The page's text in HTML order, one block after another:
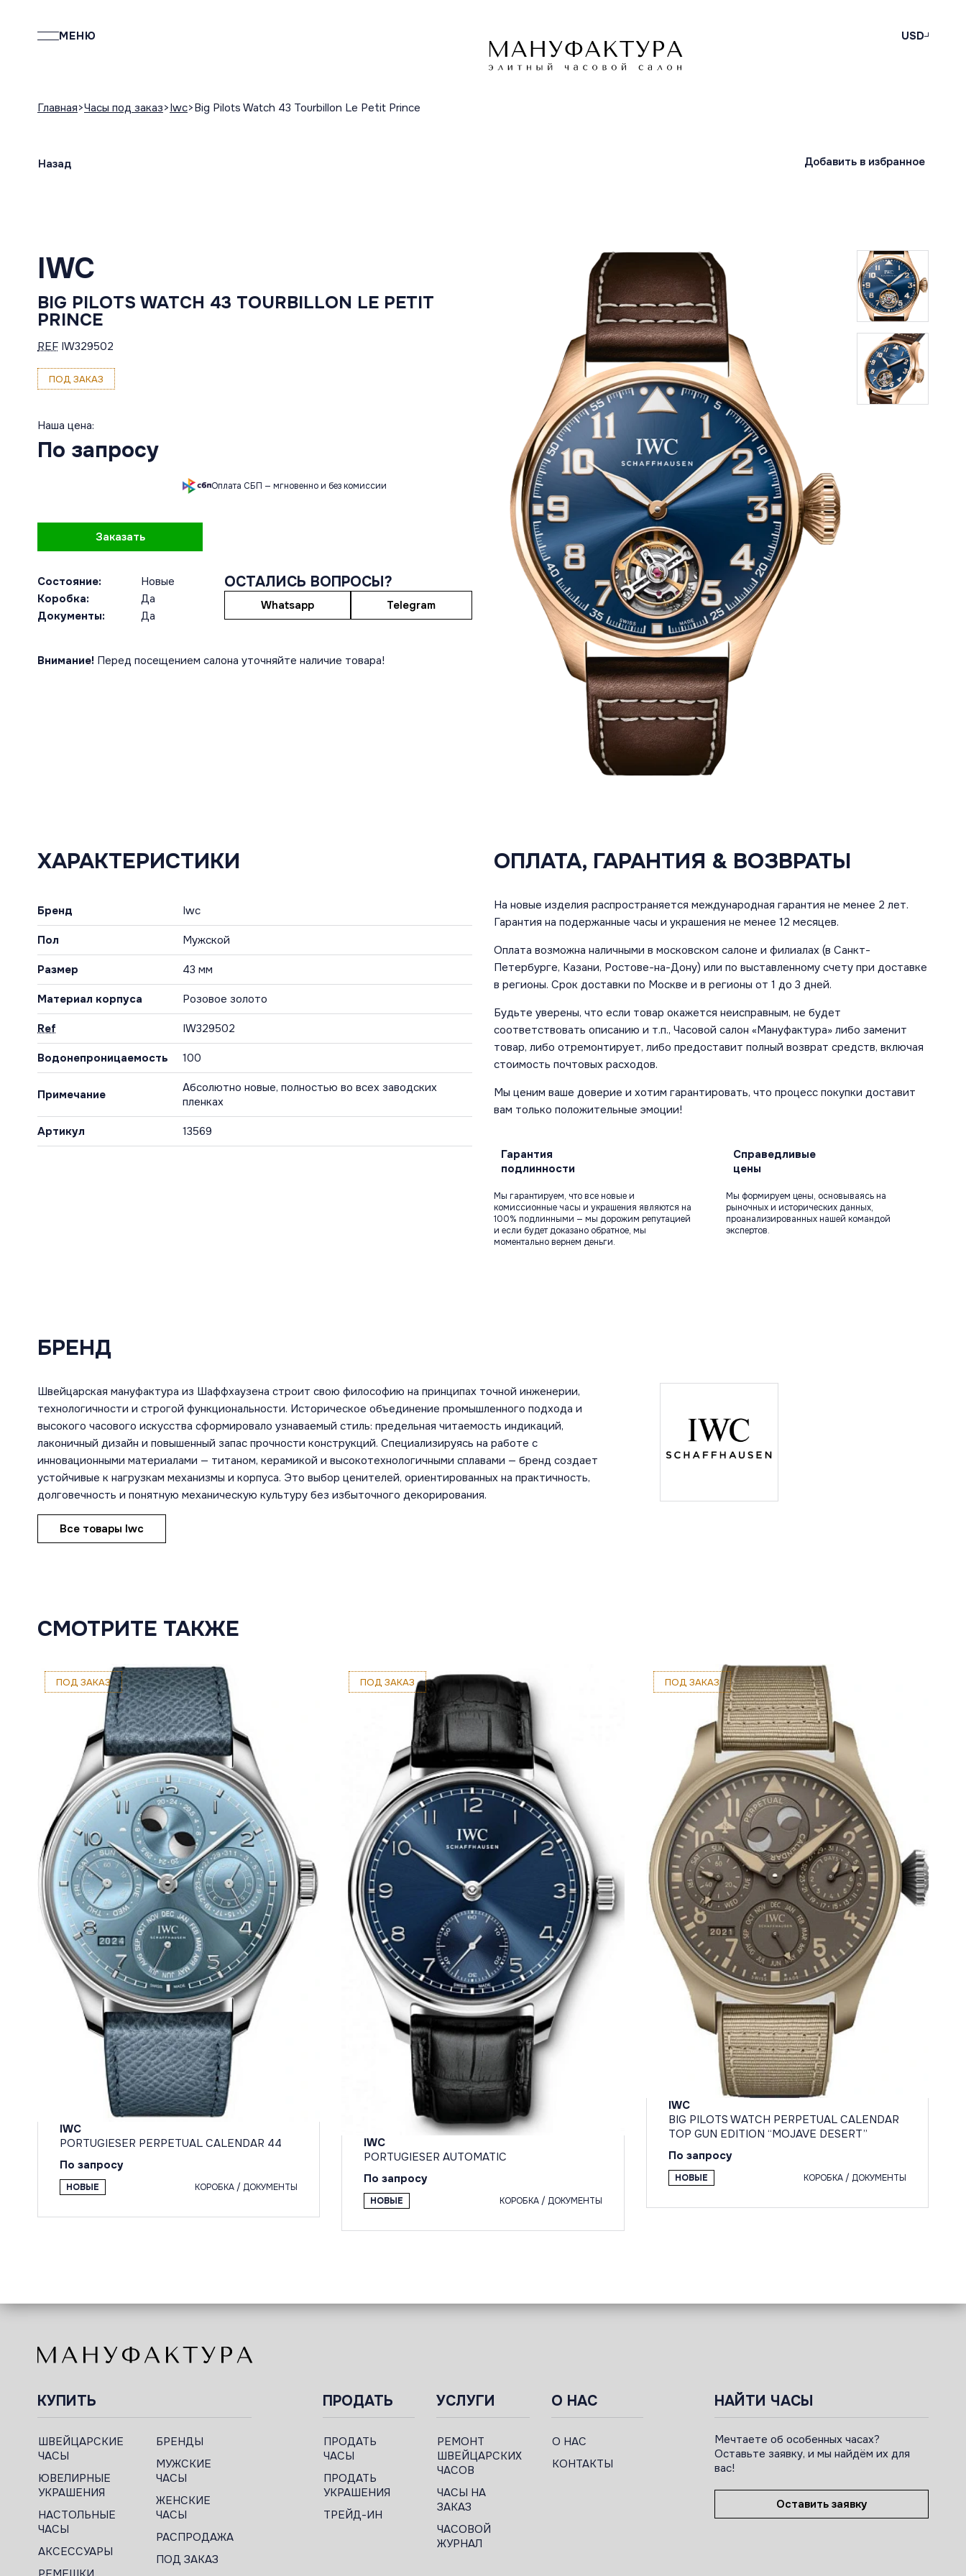
МЕНЮ USD
Главная Часы под заказ Iwc Big Pilots Watch 43 Tourbillon Le Petit Prince
Назад Добавить в избранное
IWC
BIG PILOTS WATCH 43 TOURBILLON LE PETIT
PRINCE
REF IW329502
ПОД ЗАКАЗ
Наша цена:
По запросу
Оплата СБП — мгновенно и без комиссии
Заказать
Состояние:
Новые
Коробка:
Да
Документы:
Да
ОСТАЛИСЬ ВОПРОСЫ?
Whatsapp Telegram
Внимание! Перед посещением салона уточняйте наличие товара!
ХАРАКТЕРИСТИКИ
Бренд Iwc
Пол Мужской
Размер 43 мм
Материал корпуса Розовое золото
Ref IW329502
Водонепроницаемость 100
Примечание
Абсолютно новые, полностью во всех заводских
пленках
Артикул 13569
ОПЛАТА, ГАРАНТИЯ & ВОЗВРАТЫ
На новые изделия распространяется международная гарантия не менее 2 лет.
Гарантия на подержанные часы и украшения не менее 12 месяцев.
Оплата возможна наличными в московском салоне и филиалах (в Санкт-
Петербурге, Казани, Ростове-на-Дону) или по выставленному счету при доставке
в регионы. Срок доставки по Москве и в регионы от 1 до 3 дней.
Будьте уверены, что если товар окажется неисправным, не будет
соответствовать описанию и т.п., Часовой салон «Мануфактура» либо заменит
товар, либо отремонтирует, либо предоставит полный возврат средств, включая
стоимость почтовых расходов.
Мы ценим ваше доверие и хотим гарантировать, что процесс покупки доставит
вам только положительные эмоции!
Гарантия
подлинности
Мы гарантируем, что все новые и
комиссионные часы и украшения являются на
100% подлинными — мы дорожим репутацией
и если будет доказано обратное, мы
моментально вернем деньги.
Справедливые
цены
Мы формируем цены, основываясь на
рыночных и исторических данных,
проанализированных нашей командой
экспертов.
БРЕНД
Швейцарская мануфактура из Шаффхаузена строит свою философию на принципах точной инженерии,
технологичности и строгой функциональности. Историческое объединение промышленного подхода и
высокого часового искусства сформировало узнаваемый стиль: предельная читаемость индикаций,
лаконичный дизайн и повышенный запас прочности конструкций. Специализируясь на работе с
инновационными материалами — титаном, керамикой и высокотехнологичными сплавами — бренд создает
устойчивые к нагрузкам механизмы и корпуса. Это выбор ценителей, ориентированных на практичность,
долговечность и понятную механическую культуру без избыточного декорирования.
Все товары Iwc
СМОТРИТЕ ТАКЖЕ
ПОД ЗАКАЗ
IWC
PORTUGIESER PERPETUAL CALENDAR 44
По запросу
НОВЫЕ КОРОБКА / ДОКУМЕНТЫ
ПОД ЗАКАЗ
IWC
PORTUGIESER AUTOMATIC
По запросу
НОВЫЕ КОРОБКА / ДОКУМЕНТЫ
ПОД ЗАКАЗ
IWC
BIG PILOTS WATCH PERPETUAL CALENDAR
TOP GUN EDITION “MOJAVE DESERT”
По запросу
НОВЫЕ КОРОБКА / ДОКУМЕНТЫ
КУПИТЬ
ШВЕЙЦАРСКИЕ
ЧАСЫ
ЮВЕЛИРНЫЕ
УКРАШЕНИЯ
НАСТОЛЬНЫЕ
ЧАСЫ
АКСЕССУАРЫ
БРЕНДЫ
МУЖСКИЕ
ЧАСЫ
ЖЕНСКИЕ
ЧАСЫ
РАСПРОДАЖА
ПОД ЗАКАЗ
ПРОДАТЬ
ПРОДАТЬ
ЧАСЫ
ПРОДАТЬ
УКРАШЕНИЯ
ТРЕЙД-ИН
УСЛУГИ
РЕМОНТ
ШВЕЙЦАРСКИХ
ЧАСОВ
ЧАСЫ НА
ЗАКАЗ
ЧАСОВОЙ
ЖУРНАЛ
О НАС
О НАС
КОНТАКТЫ
НАЙТИ ЧАСЫ
Мечтаете об особенных часах?
Оставьте заявку, и мы найдём их для
вас!
Оставить заявку